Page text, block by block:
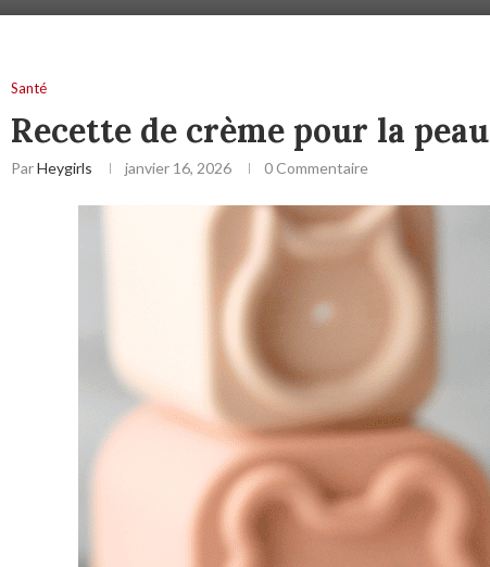
Santé
Recette de crème pour la
ParHeygirls janvier 16, 2026 0 Commentaire